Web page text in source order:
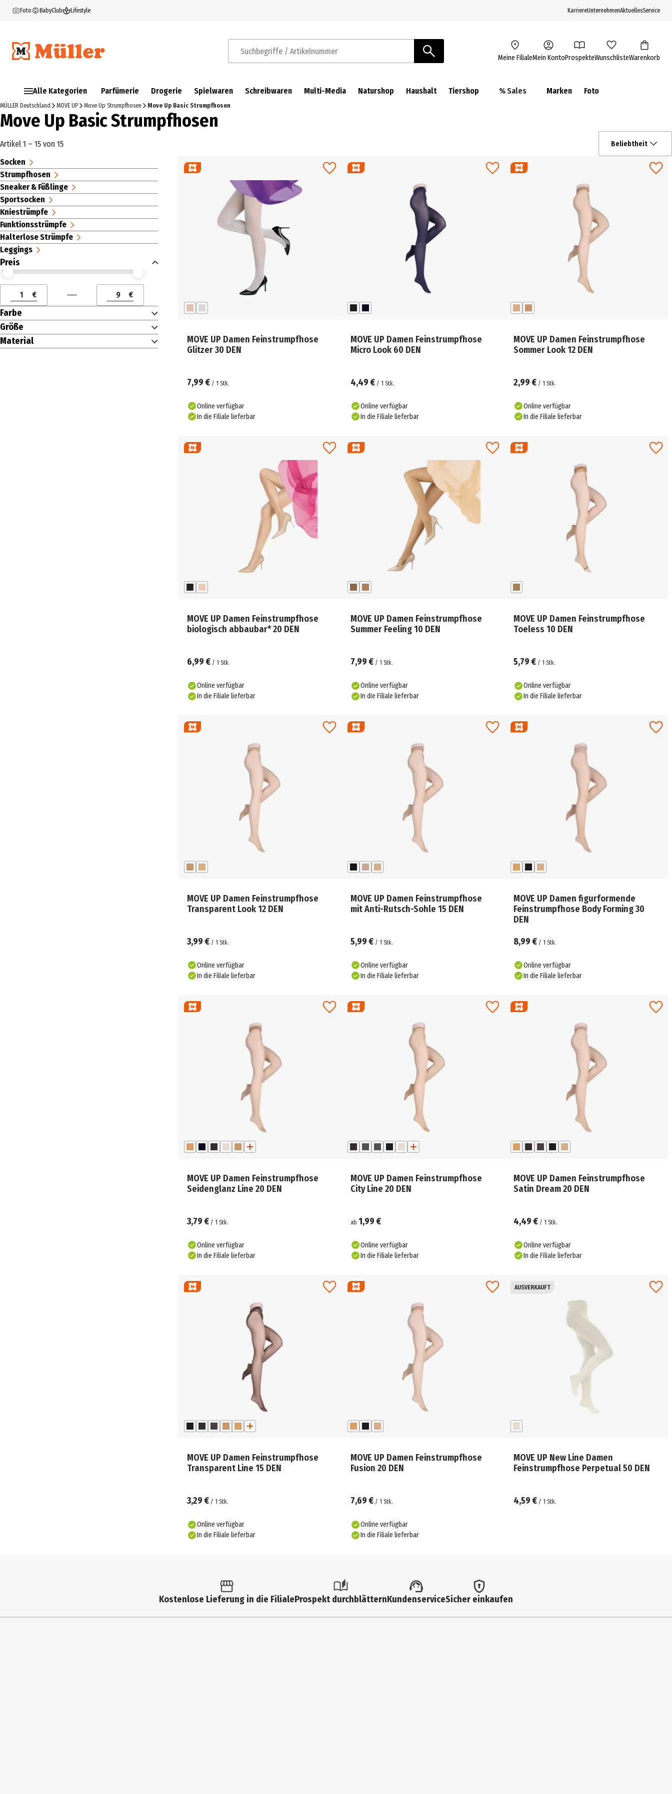
Foto BabyClub Lifestyle KarriereUnternehmenAktuellesService
Suchbegriffe / Artikelnummer Meine FilialeMein KontoProspekteWunschlisteWarenkorb
Alle Kategorien Parfümerie Drogerie Spielwaren Schreibwaren Multi-Media Naturshop Haushalt Tiershop % Sales Marken Foto
MÜLLER Deutschland MOVE UP Move Up Strumpfhosen Move Up Basic Strumpfhosen
Move Up Basic Strumpfhosen
Artikel 1 – 15 von 15 Beliebtheit
Socken
Strumpfhosen
Sneaker & Füßlinge
Sportsocken
Kniestrümpfe
Funktionsstrümpfe
Halterlose Strümpfe
Leggings
Preis
Preis (€) ab
Preis (€) bis
Preis (€) ab
€
Preis (€) bis
€
Farbe
Größe
Material
MOVE UP Damen Feinstrumpfhose
Glitzer 30 DEN
7,99 € / 1 Stk.
Online verfügbar
In die Filiale lieferbar
MOVE UP Damen Feinstrumpfhose
Micro Look 60 DEN
4,49 €/ 1 Stk.
Online verfügbar
In die Filiale lieferbar
MOVE UP Damen Feinstrumpfhose
Sommer Look 12 DEN
2,99 € / 1 Stk.
Online verfügbar
In die Filiale lieferbar
MOVE UP Damen Feinstrumpfhose
biologisch abbaubar* 20 DEN
6,99 € / 1 Stk.
Online verfügbar
In die Filiale lieferbar
MOVE UP Damen Feinstrumpfhose
Summer Feeling 10 DEN
7,99 €/ 1 Stk.
Online verfügbar
In die Filiale lieferbar
MOVE UP Damen Feinstrumpfhose
Toeless 10 DEN
5,79 € / 1 Stk.
Online verfügbar
In die Filiale lieferbar
MOVE UP Damen Feinstrumpfhose
Transparent Look 12 DEN
3,99 € / 1 Stk.
Online verfügbar
In die Filiale lieferbar
MOVE UP Damen Feinstrumpfhose
mit Anti-Rutsch-Sohle 15 DEN
5,99 €/ 1 Stk.
Online verfügbar
In die Filiale lieferbar
MOVE UP Damen figurformende
Feinstrumpfhose Body Forming 30
DEN
8,99 € / 1 Stk.
Online verfügbar
In die Filiale lieferbar
MOVE UP Damen Feinstrumpfhose
Seidenglanz Line 20 DEN
3,79 € / 1 Stk.
Online verfügbar
In die Filiale lieferbar
MOVE UP Damen Feinstrumpfhose
City Line 20 DEN
ab 1,99 €
Online verfügbar
In die Filiale lieferbar
MOVE UP Damen Feinstrumpfhose
Satin Dream 20 DEN
4,49 € / 1 Stk.
Online verfügbar
In die Filiale lieferbar
MOVE UP Damen Feinstrumpfhose
Transparent Line 15 DEN
3,29 € / 1 Stk.
Online verfügbar
In die Filiale lieferbar
MOVE UP Damen Feinstrumpfhose
Fusion 20 DEN
7,69 €/ 1 Stk.
Online verfügbar
In die Filiale lieferbar
AUSVERKAUFT
MOVE UP New Line Damen
Feinstrumpfhose Perpetual 50 DEN
4,59 € / 1 Stk.
Kostenlose Lieferung in die FilialeProspekt durchblätternKundenserviceSicher einkaufen